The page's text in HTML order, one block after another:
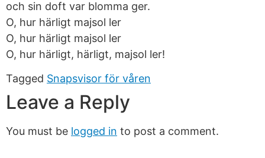
och sin doft var blomma ger.
O, hur härligt majsol ler
O, hur härligt majsol ler
O, hur härligt, härligt, majsol ler!
Tagged Snapsvisor för våren
Leave a Reply
You must be logged in to post a comment.